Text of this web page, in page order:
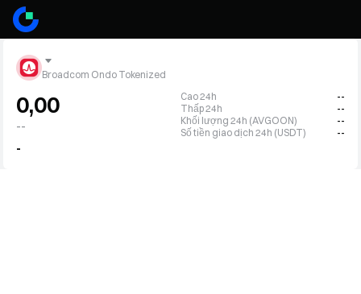
Broadcom Ondo Tokenized
0,00
--
-
Cao 24h
--
Thấp 24h
--
Khối lượng 24h (AVGOON)
--
Số tiền giao dịch 24h (USDT)
--